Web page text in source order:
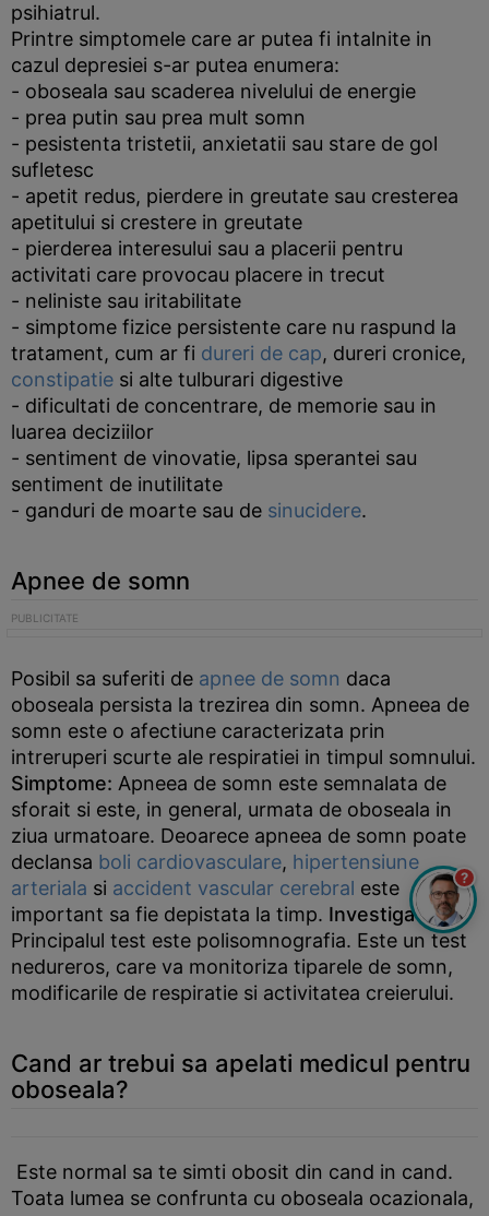
psihiatrul.
Printre simptomele care ar putea fi intalnite in
cazul depresiei s-ar putea enumera:
- oboseala sau scaderea nivelului de energie
- prea putin sau prea mult somn
- pesistenta tristetii, anxietatii sau stare de gol
sufletesc
- apetit redus, pierdere in greutate sau cresterea
apetitului si crestere in greutate
- pierderea interesului sau a placerii pentru
activitati care provocau placere in trecut
- neliniste sau iritabilitate
- simptome fizice persistente care nu raspund la
tratament, cum ar fi dureri de cap, dureri cronice,
constipatie si alte tulburari digestive
- dificultati de concentrare, de memorie sau in
luarea deciziilor
- sentiment de vinovatie, lipsa sperantei sau
sentiment de inutilitate
- ganduri de moarte sau de sinucidere.
Apnee de somn
Posibil sa suferiti de apnee de somn daca
oboseala persista la trezirea din somn. Apneea de
somn este o afectiune caracterizata prin
intreruperi scurte ale respiratiei in timpul somnului.
Simptome: Apneea de somn este semnalata de
sforait si este, in general, urmata de oboseala in
ziua urmatoare. Deoarece apneea de somn poate
declansa boli cardiovasculare, hipertensiune
arteriala si accident vascular cerebral este
important sa fie depistata la timp. Investigatii:
Principalul test este polisomnografia. Este un test
nedureros, care va monitoriza tiparele de somn,
modificarile de respiratie si activitatea creierului.
Cand ar trebui sa apelati medicul pentru
oboseala?
Este normal sa te simti obosit din cand in cand.
Toata lumea se confrunta cu oboseala ocazionala,
?